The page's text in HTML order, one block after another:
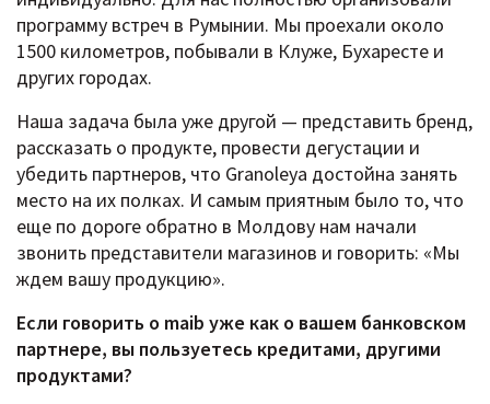
программу встреч в Румынии. Мы проехали около
1500 километров, побывали в Клуже, Бухаресте и
других городах.
Наша задача была уже другой — представить бренд,
рассказать о продукте, провести дегустации и
убедить партнеров, что Granoleya достойна занять
место на их полках. И самым приятным было то, что
еще по дороге обратно в Молдову нам начали
звонить представители магазинов и говорить: «Мы
ждем вашу продукцию».
Если говорить о maib уже как о вашем банковском
партнере, вы пользуетесь кредитами, другими
продуктами?